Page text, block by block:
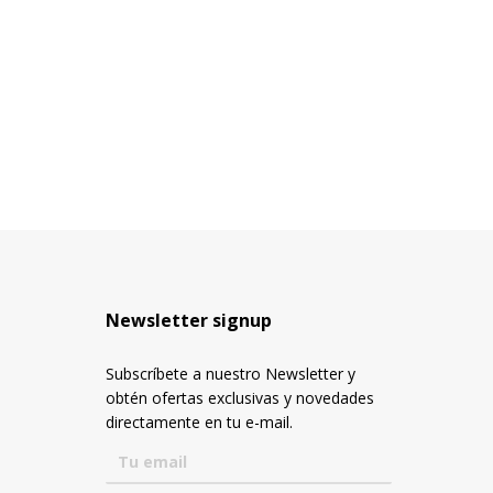
Newsletter signup
Subscríbete a nuestro Newsletter y
obtén ofertas exclusivas y novedades
directamente en tu e-mail.